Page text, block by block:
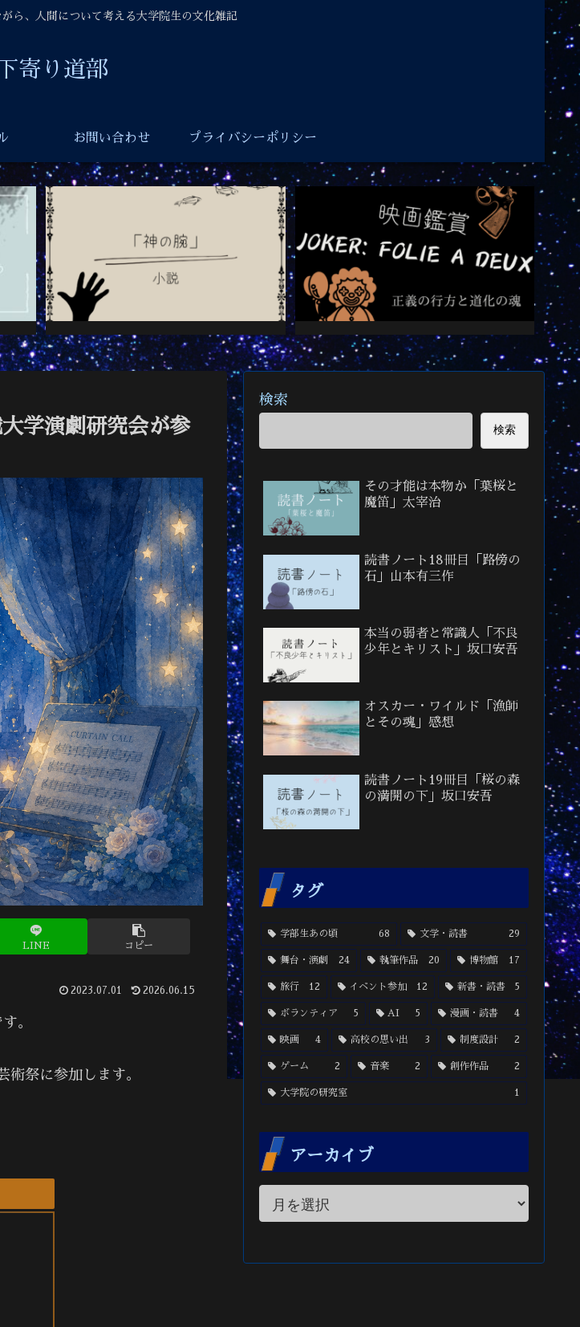
ら、人間について考える大学院生の文化雑記
寄り道部
お問い合わせ プライバシーポリシー
学演劇研究会が参
LINE コピー
2023.07.01 2026.06.15
。
術祭に参加します。
検索
検索
その才能は本物か「葉桜と
魔笛」太宰治
読書ノート18冊目「路傍の
石」山本有三作
本当の弱者と常識人「不良
少年とキリスト」坂口安吾
オスカー・ワイルド「漁師
とその魂」感想
読書ノート19冊目「桜の森
の満開の下」坂口安吾
タグ
学部生あの頃 68 文学・読書 29
舞台・演劇 24 執筆作品 20 博物館 17
旅行 12 イベント参加 12 新書・読書 5
ボランティア 5 AI 5 漫画・読書 4
映画 4 高校の思い出 3 制度設計 2
ゲーム 2 音楽 2 創作作品 2
大学院の研究室 1
アーカイブ